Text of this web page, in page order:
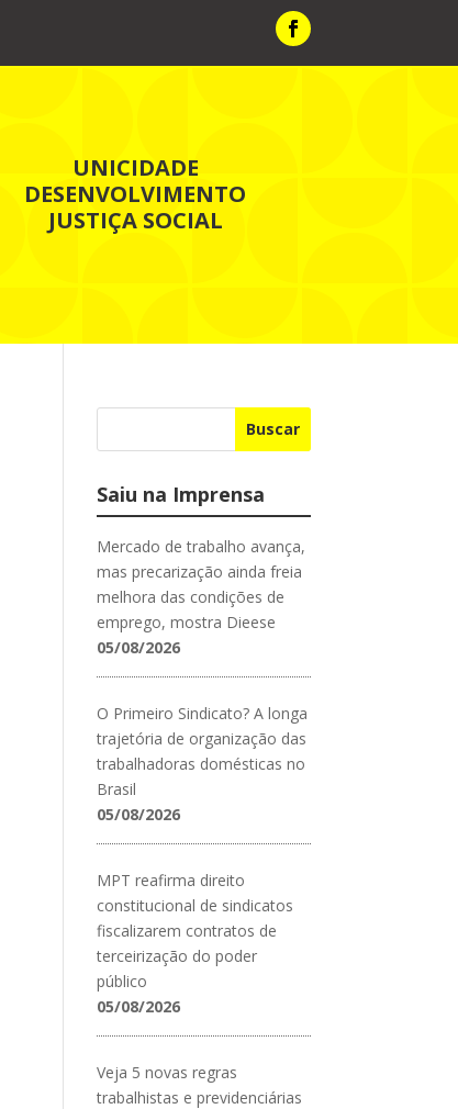
UNICIDADE
DESENVOLVIMENTO
JUSTIÇA SOCIAL
Buscar
Saiu na Imprensa
Mercado de trabalho avança,
mas precarização ainda freia
melhora das condições de
emprego, mostra Dieese
05/08/2026
O Primeiro Sindicato? A longa
trajetória de organização das
trabalhadoras domésticas no
Brasil
05/08/2026
MPT reafirma direito
constitucional de sindicatos
fiscalizarem contratos de
terceirização do poder
público
05/08/2026
Veja 5 novas regras
trabalhistas e previdenciárias